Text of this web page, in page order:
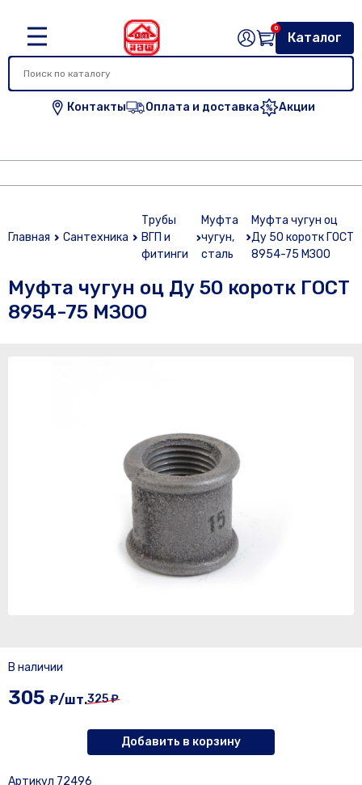
Контакты Оплата и доставка Акции
Каталог
0
Главная Сантехника
Трубы
ВГП и
фитинги
Муфта
чугун,
сталь
Муфта чугун оц
Ду 50 коротк ГОСТ
8954-75 МЗОО
Муфта чугун оц Ду 50 коротк ГОСТ
8954-75 МЗОО
В наличии
305 ₽/шт.325 ₽
Добавить в корзину
Артикул 72496